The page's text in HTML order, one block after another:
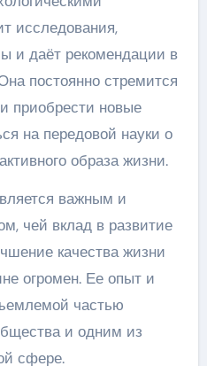
исследования,
и даёт рекомендации в
постоянно стремится
приобрести новые
на передовой науки о
образа жизни.
важным и
чей вклад в развитие
качества жизни
огромен. Ее опыт и
частью
и одним из
сфере.